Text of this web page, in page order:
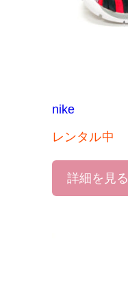
nike
レンタル中
詳細を見る